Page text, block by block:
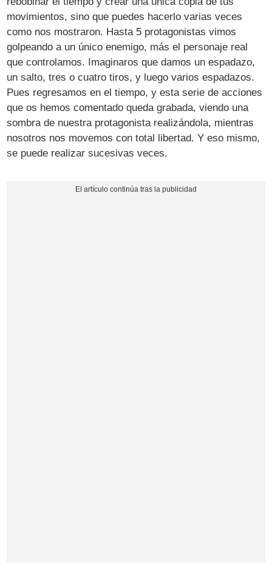
movimientos, sino que puedes hacerlo varias veces
como nos mostraron. Hasta 5 protagonistas vimos
golpeando a un único enemigo, más el personaje real
que controlamos. Imaginaros que damos un espadazo,
un salto, tres o cuatro tiros, y luego varios espadazos.
Pues regresamos en el tiempo, y esta serie de acciones
que os hemos comentado queda grabada, viendo una
sombra de nuestra protagonista realizándola, mientras
nosotros nos movemos con total libertad. Y eso mismo,
se puede realizar sucesivas veces.